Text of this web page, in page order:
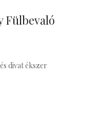
Fülbevaló
divat ékszer